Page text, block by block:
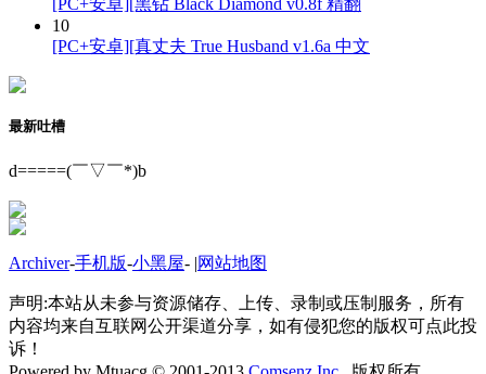
[PC+安卓][黑钻 Black Diamond v0.8f 精翻
10
[PC+安卓][真丈夫 True Husband v1.6a 中文
最新吐槽
d=====(￣▽￣*)b
Archiver-手机版-小黑屋- |网站地图
声明:本站从未参与资源储存、上传、录制或压制服务，所有
内容均来自互联网公开渠道分享，如有侵犯您的版权可点此投
诉！